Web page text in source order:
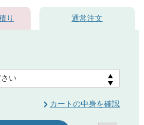
り 通常注文
カートの中身を確認